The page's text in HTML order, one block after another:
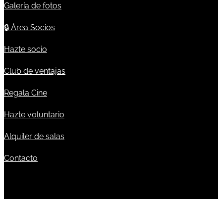
Galería de fotos
🔒 Área Socios
Hazte socio
Club de ventajas
Regala Cine
Hazte voluntario
Alquiler de salas
Contacto